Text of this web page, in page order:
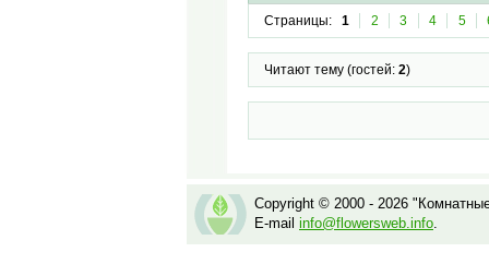
Страницы: 1 2 3 4 5
Читают тему (гостей: 2)
Copyright © 2000 - 2026
E-mail info@flowersweb.info.